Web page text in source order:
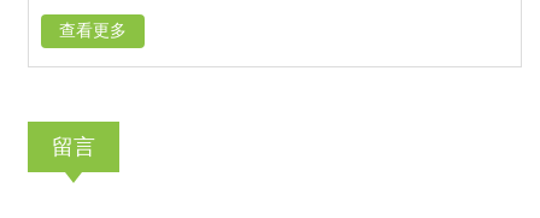
查看更多
留言